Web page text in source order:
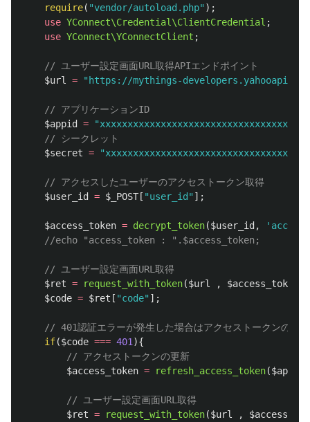
require( "vendor/autoload.php" );
use YConnect\Credential\ClientCredential ;
use YConnect\YConnectClient ;
// ユーザー設定画面URL取得APIエンドポイント
$url = "https://mythings-developers.yahooapis.jp/
// アプリケーションID
$appid
=
// シークレット
$secret =
// アクセスしたユーザーのアクセストークン取得
$user_id
= $_POST [ "user_id" ];
$access_token = decrypt_token($user_id ,
//echo "access_token : ".$access_token;
// ユーザー設定画面URL取得
$ret = request_with_token($url , $access_token
$code = $ret [ "code" ];
// 401認証エラーが発生した場合はアクセストークンの有
if($code === 401){
// アクセストークンの更新
$access_token = refresh_access_token($appid
// ユーザー設定画面URL取得
$ret = request_with_token($url ,